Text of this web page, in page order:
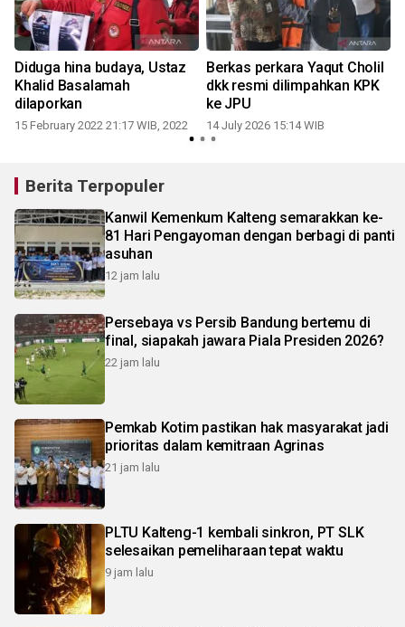
Diduga hina budaya, Ustaz
Khalid Basalamah
dilaporkan
15 February 2022 21:17 WIB, 2022
Berkas perkara Yaqut Cholil
dkk resmi dilimpahkan KPK
ke JPU
14 July 2026 15:14 WIB
Berita Terpopuler
Kanwil Kemenkum Kalteng semarakkan ke-
81 Hari Pengayoman dengan berbagi di panti
asuhan
12 jam lalu
Persebaya vs Persib Bandung bertemu di
final, siapakah jawara Piala Presiden 2026?
22 jam lalu
Pemkab Kotim pastikan hak masyarakat jadi
prioritas dalam kemitraan Agrinas
21 jam lalu
PLTU Kalteng-1 kembali sinkron, PT SLK
selesaikan pemeliharaan tepat waktu
9 jam lalu